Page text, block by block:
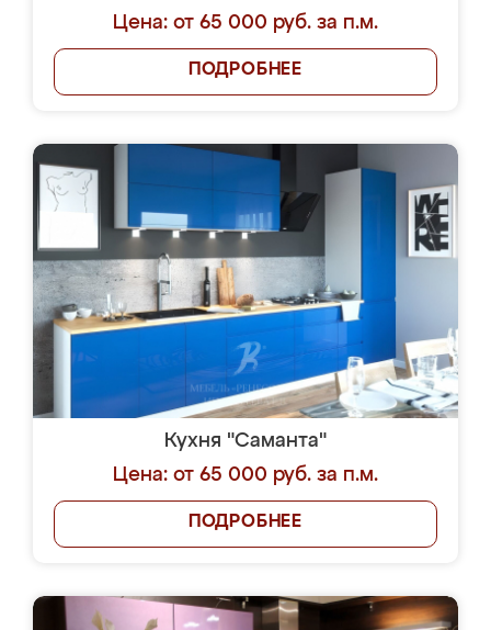
Цена: от 65 000 руб. за п.м.
ПОДРОБНЕЕ
Кухня "Саманта"
Цена: от 65 000 руб. за п.м.
ПОДРОБНЕЕ